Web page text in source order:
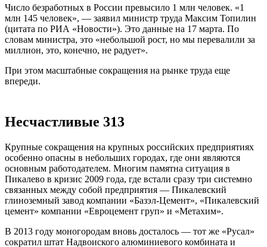
Число безработных в России превысило 1 млн человек. «1
млн 145 человек», — заявил министр труда Максим Топилин
(цитата по РИА «Новости»). Это данные на 17 марта. По
словам министра, это «небольшой рост, но мы перевалили за
миллион, это, конечно, не радует».
При этом масштабные сокращения на рынке труда еще
впереди.
Несчастливые 313
Крупные сокращения на крупных российских предприятиях
особенно опасны в небольших городах, где они являются
основным работодателем. Многим памятна ситуация в
Пикалево в кризис 2009 года, где встали сразу три системно
связанных между собой предприятия — Пикалевский
глиноземный завод компании «Базэл-Цемент», «Пикалевский
цемент» компании «Евроцемент груп» и «Метахим».
В 2013 году моногородам вновь досталось — тот же «Русал»
сократил штат Надвоиского алюминиевого комбината и